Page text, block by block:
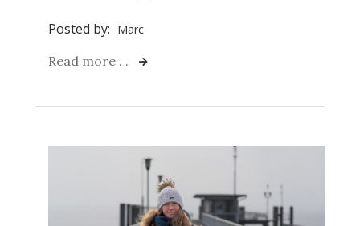
Posted by: Marc
Read more . .